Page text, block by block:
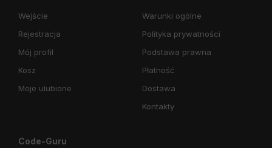
Wejście
Rejestracja
Mój profil
Kosz
Moje ulubione
Warunki ogólne
Polityka prywatności
Podstawa prawna
Płatność
Dostawa
Kontakty
Code-Guru